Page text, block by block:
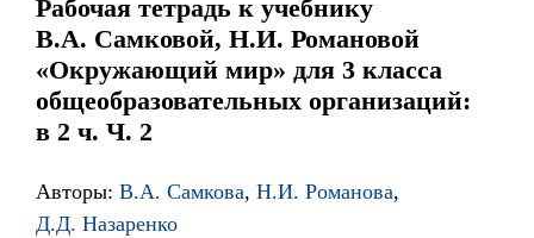
Рабочая тетрадь к учебнику
В.А. Самковой, Н.И. Романовой
«Окружающий мир» для 3 класса
общеобразовательных организаций:
в 2 ч. Ч. 2
Авторы: В.А. Самкова, Н.И. Романова,
Д.Д. Назаренко